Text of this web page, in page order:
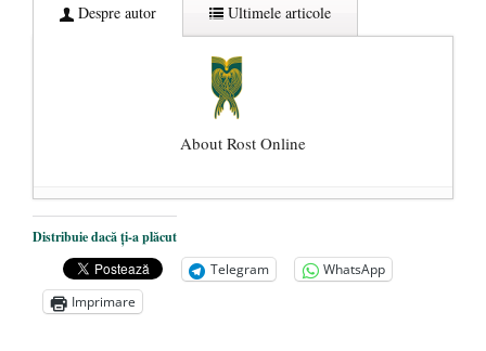
Despre autor Ultimele articole
About Rost Online
Dezvăluiri cutremurătoare despre
președintele Ucrainei, Volodymyr
Zelensky
- 13 mai 2026
Statul care servește Națiunea
Distribuie dacă ți-a plăcut
Telegram
WhatsApp
Imprimare